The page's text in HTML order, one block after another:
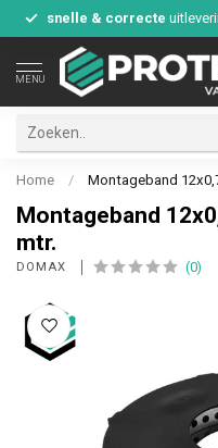
snelle & correcte
MENU
Home / Montageband
Montageband
mtr.
DOMAX (0)